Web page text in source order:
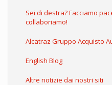
Sei di destra? Facciamo
collaboriamo!
Alcatraz Gruppo Acquisto
English Blog
Altre notizie dai nostri siti